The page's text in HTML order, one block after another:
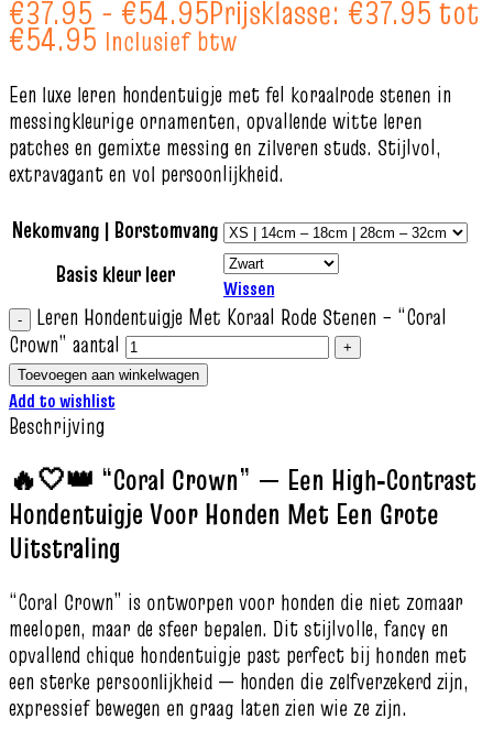
€37.95 - €54.95Prijsklasse: €37.95 tot
€54.95 Inclusief btw
Een luxe leren hondentuigje met fel koraalrode stenen in
messingkleurige ornamenten, opvallende witte leren
patches en gemixte messing en zilveren studs. Stijlvol,
extravagant en vol persoonlijkheid.
Nekomvang | Borstomvang
Basis kleur leer
Wissen
Leren Hondentuigje Met Koraal Rode Stenen – “Coral
Crown” aantal
Toevoegen aan winkelwagen
Add to wishlist
Beschrijving
🔥🤍👑 “Coral Crown” — Een High‑Contrast
Hondentuigje Voor Honden Met Een Grote
Uitstraling
“Coral Crown” is ontworpen voor honden die niet zomaar
meelopen, maar de sfeer bepalen. Dit stijlvolle, fancy en
opvallend chique hondentuigje past perfect bij honden met
een sterke persoonlijkheid — honden die zelfverzekerd zijn,
expressief bewegen en graag laten zien wie ze zijn.